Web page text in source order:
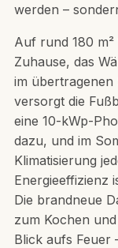
werden –
Auf rund 180
Zuhause, das
im übertragenen
versorgt die
eine 10-kWp-
dazu, und im
Klimatisierung
Energieeffizienz
Die brandneue
zum Kochen
Blick aufs Feuer